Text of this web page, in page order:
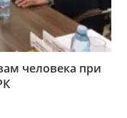
человека при